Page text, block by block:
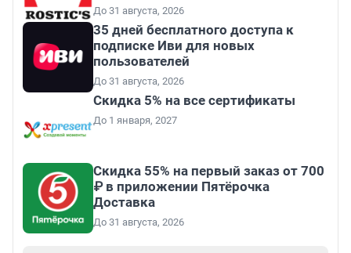
До 31 августа, 2026
35 дней бесплатного доступа к
подписке Иви для новых
пользователей
До 31 августа, 2026
Скидка 5% на все сертификаты
До 1 января, 2027
Скидка 55% на первый заказ от 700
₽ в приложении Пятёрочка
Доставка
До 31 августа, 2026